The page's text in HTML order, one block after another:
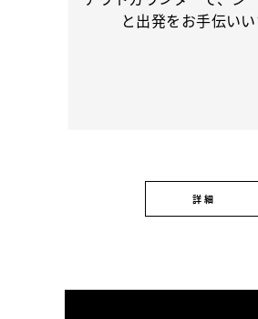
と出発をお手伝いい
詳細